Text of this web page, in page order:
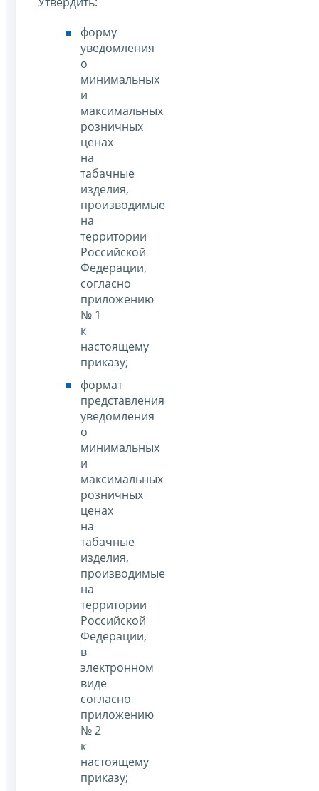
форму
уведомления
о
минимальных
и
максимальных
розничных
ценах
на
табачные
изделия,
производимые
на
территории
Российской
Федерации,
согласно
приложению
№ 1
к
настоящему
приказу;
формат
представления
уведомления
о
минимальных
и
максимальных
розничных
ценах
на
табачные
изделия,
производимые
на
территории
Российской
Федерации,
в
электронном
виде
согласно
приложению
№ 2
к
настоящему
приказу;